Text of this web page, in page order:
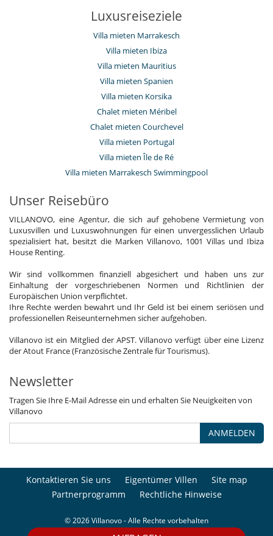
Luxusreiseziele
Villa mieten Marrakesch
Villa mieten Ibiza
Villa mieten Mauritius
Villa mieten Spanien
Villa mieten Korsika
Chalet mieten Méribel
Chalet mieten Courchevel
Villa mieten Portugal
Villa mieten Île de Ré
Villa mieten Marrakesch Swimmingpool
Unser Reisebüro
VILLANOVO, eine Agentur, die sich auf gehobene Vermietung von
Luxusvillen und Luxuswohnungen für einen unvergesslichen Urlaub
spezialisiert hat, besitzt die Marken Villanovo, 1001 Villas und Ibiza
House Renting.
Wir sind vollkommen finanziell abgesichert und haben uns zur
Einhaltung der vorgeschriebenen Normen und Richtlinien der
Europäischen Union verpflichtet.
Ihre Rechte werden bewahrt und Ihr Geld ist bei einem seriösen und
professionellen Reiseunternehmen sicher aufgehoben.
Villanovo ist ein Mitglied der APST. Villanovo verfügt über eine Lizenz
der Atout France (Französische Zentrale für Tourismus).
Newsletter
Tragen Sie Ihre E-Mail Adresse ein und erhalten Sie Neuigkeiten von
Villanovo
ANMELDEN
Kontaktieren Sie uns Eigentümer Villen
Site map
Partnerprogramm
Rechtliche Hinweise
© 2026 Villanovo - Alle Rechte vorbehalten